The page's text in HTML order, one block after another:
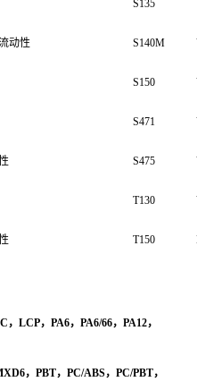
S135
动性 S140M
S150
S471
S475
T130
T150
LCP，PA6，PA6/66，PA12，
，PBT，PC/ABS，PC/PBT，